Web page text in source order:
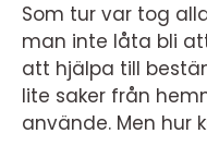
Som tur var tog
man inte låta bli
att hjälpa till
lite saker från
använde. Men hur